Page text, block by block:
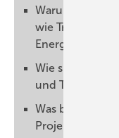
Warum
wie TransnetBW
Wie sieht die
und
Was beinhaltet
Projekt